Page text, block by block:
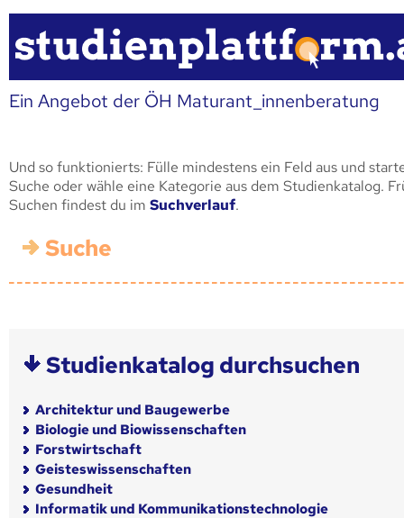
Ein Angebot der ÖH Maturant_innenberatung
Und so funktionierts: Fülle mindestens ein Feld aus und
Suche oder wähle eine Kategorie aus dem Studienkatalog.
Suchen findest du im Suchverlauf.
Suche
Studienkatalog durchsuchen
Architektur und Baugewerbe
Biologie und Biowissenschaften
Forstwirtschaft
Geisteswissenschaften
Gesundheit
Informatik und Kommunikationstechnologie